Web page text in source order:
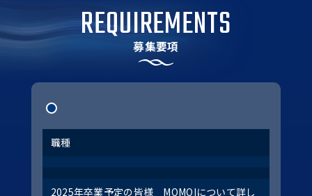
REQUIREMENTS
募集要項
職種
2025年卒業予定の皆様 MOMOIについて詳し